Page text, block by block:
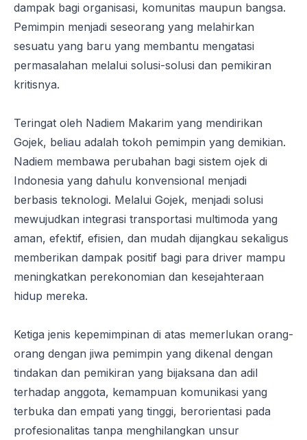
dampak bagi organisasi, komunitas maupun bangsa.
Pemimpin menjadi seseorang yang melahirkan
sesuatu yang baru yang membantu mengatasi
permasalahan melalui solusi-solusi dan pemikiran
kritisnya.
Teringat oleh Nadiem Makarim yang mendirikan
Gojek, beliau adalah tokoh pemimpin yang demikian.
Nadiem membawa perubahan bagi sistem ojek di
Indonesia yang dahulu konvensional menjadi
berbasis teknologi. Melalui Gojek, menjadi solusi
mewujudkan integrasi transportasi multimoda yang
aman, efektif, efisien, dan mudah dijangkau sekaligus
memberikan dampak positif bagi para driver mampu
meningkatkan perekonomian dan kesejahteraan
hidup mereka.
Ketiga jenis kepemimpinan di atas memerlukan orang-
orang dengan jiwa pemimpin yang dikenal dengan
tindakan dan pemikiran yang bijaksana dan adil
terhadap anggota, kemampuan komunikasi yang
terbuka dan empati yang tinggi, berorientasi pada
profesionalitas tanpa menghilangkan unsur